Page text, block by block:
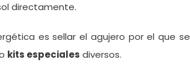
directamente.
es sellar el agujero por el que se
kits especiales diversos.